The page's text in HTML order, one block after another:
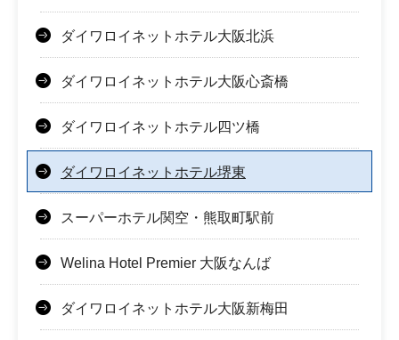
ダイワロイネットホテル大阪北浜
ダイワロイネットホテル大阪心斎橋
ダイワロイネットホテル四ツ橋
ダイワロイネットホテル堺東
スーパーホテル関空・熊取町駅前
Welina Hotel Premier 大阪なんば
ダイワロイネットホテル大阪新梅田